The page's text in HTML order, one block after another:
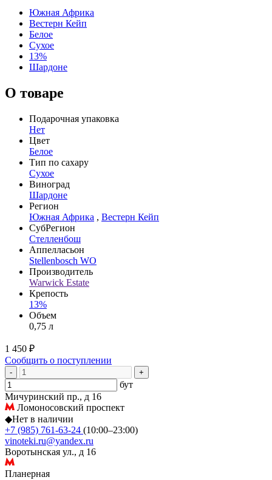
Южная Африка
Вестерн Кейп
Белое
Сухое
13%
Шардоне
О товаре
Подарочная упаковка
Нет
Цвет
Белое
Тип по сахару
Сухое
Виноград
Шардоне
Регион
Южная Африка , Вестерн Кейп
СубРегион
Стелленбош
Аппелласьон
Stellenbosch WO
Производитель
Warwick Estate
Крепость
13%
Объем
0,75 л
1 450 ₽
Сообщить о поступлении
- +
бут
Мичуринский пр., д 16
Ломоносовский проспект
◆Нет в наличии
+7 (985) 761-63-24 (10:00–23:00)
vinoteki.ru@yandex.ru
Воротынская ул., д 16
Планерная